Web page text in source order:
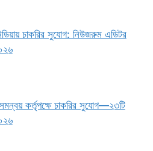
চাকরির সুযোগ: নিউজরুম এডিটর
কর্তৃপক্ষে চাকরির সুযোগ—২৩টি